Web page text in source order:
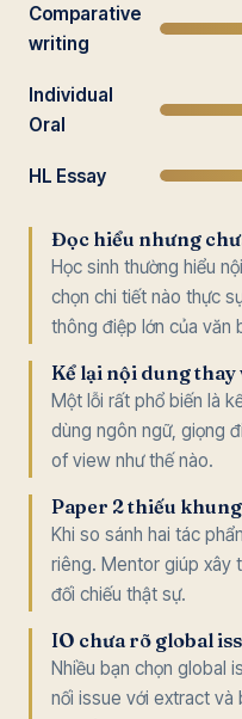
Comparative
writing
Individual
Oral
HL Essay
Đọc hiểu nhưng
Học sinh thường hiểu
chọn chi tiết nào thực
thông điệp lớn của văn
Kể lại nội dung
Một lỗi rất phổ biến là
dùng ngôn ngữ, giọng
of view như thế nào.
Paper 2 thiếu
Khi so sánh hai tác
riêng. Mentor giúp xây
đối chiếu thật sự.
IO chưa rõ global
Nhiều bạn chọn global
nối issue với extract